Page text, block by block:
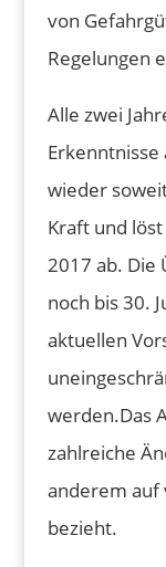
von
Regelungen
Alle zwei
Erkenntnisse
wieder
Kraft und
2017 ab. Die
noch bis 30.
aktuellen
werden.Das
zahlreiche
anderem auf
bezieht.